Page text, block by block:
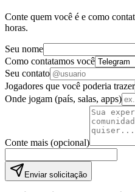
Conte quem você é e como
horas.
Seu nome
Como contatamos você
Seu contato
Jogadores que você poderia trazer
Onde jogam (país, salas, apps)
Conte mais (opcional)
Enviar solicitação